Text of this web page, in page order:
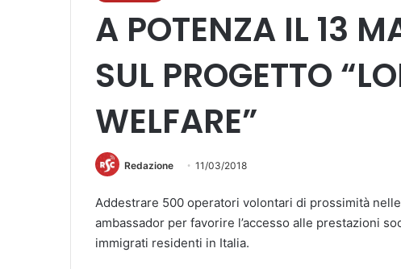
A POTENZA IL 13
SUL PROGETTO
WELFARE”
Redazione 11/03/2018
Addestrare 500 operatori volontari di prossimità
ambassador per favorire l’accesso alle prestazioni
immigrati residenti in Italia.